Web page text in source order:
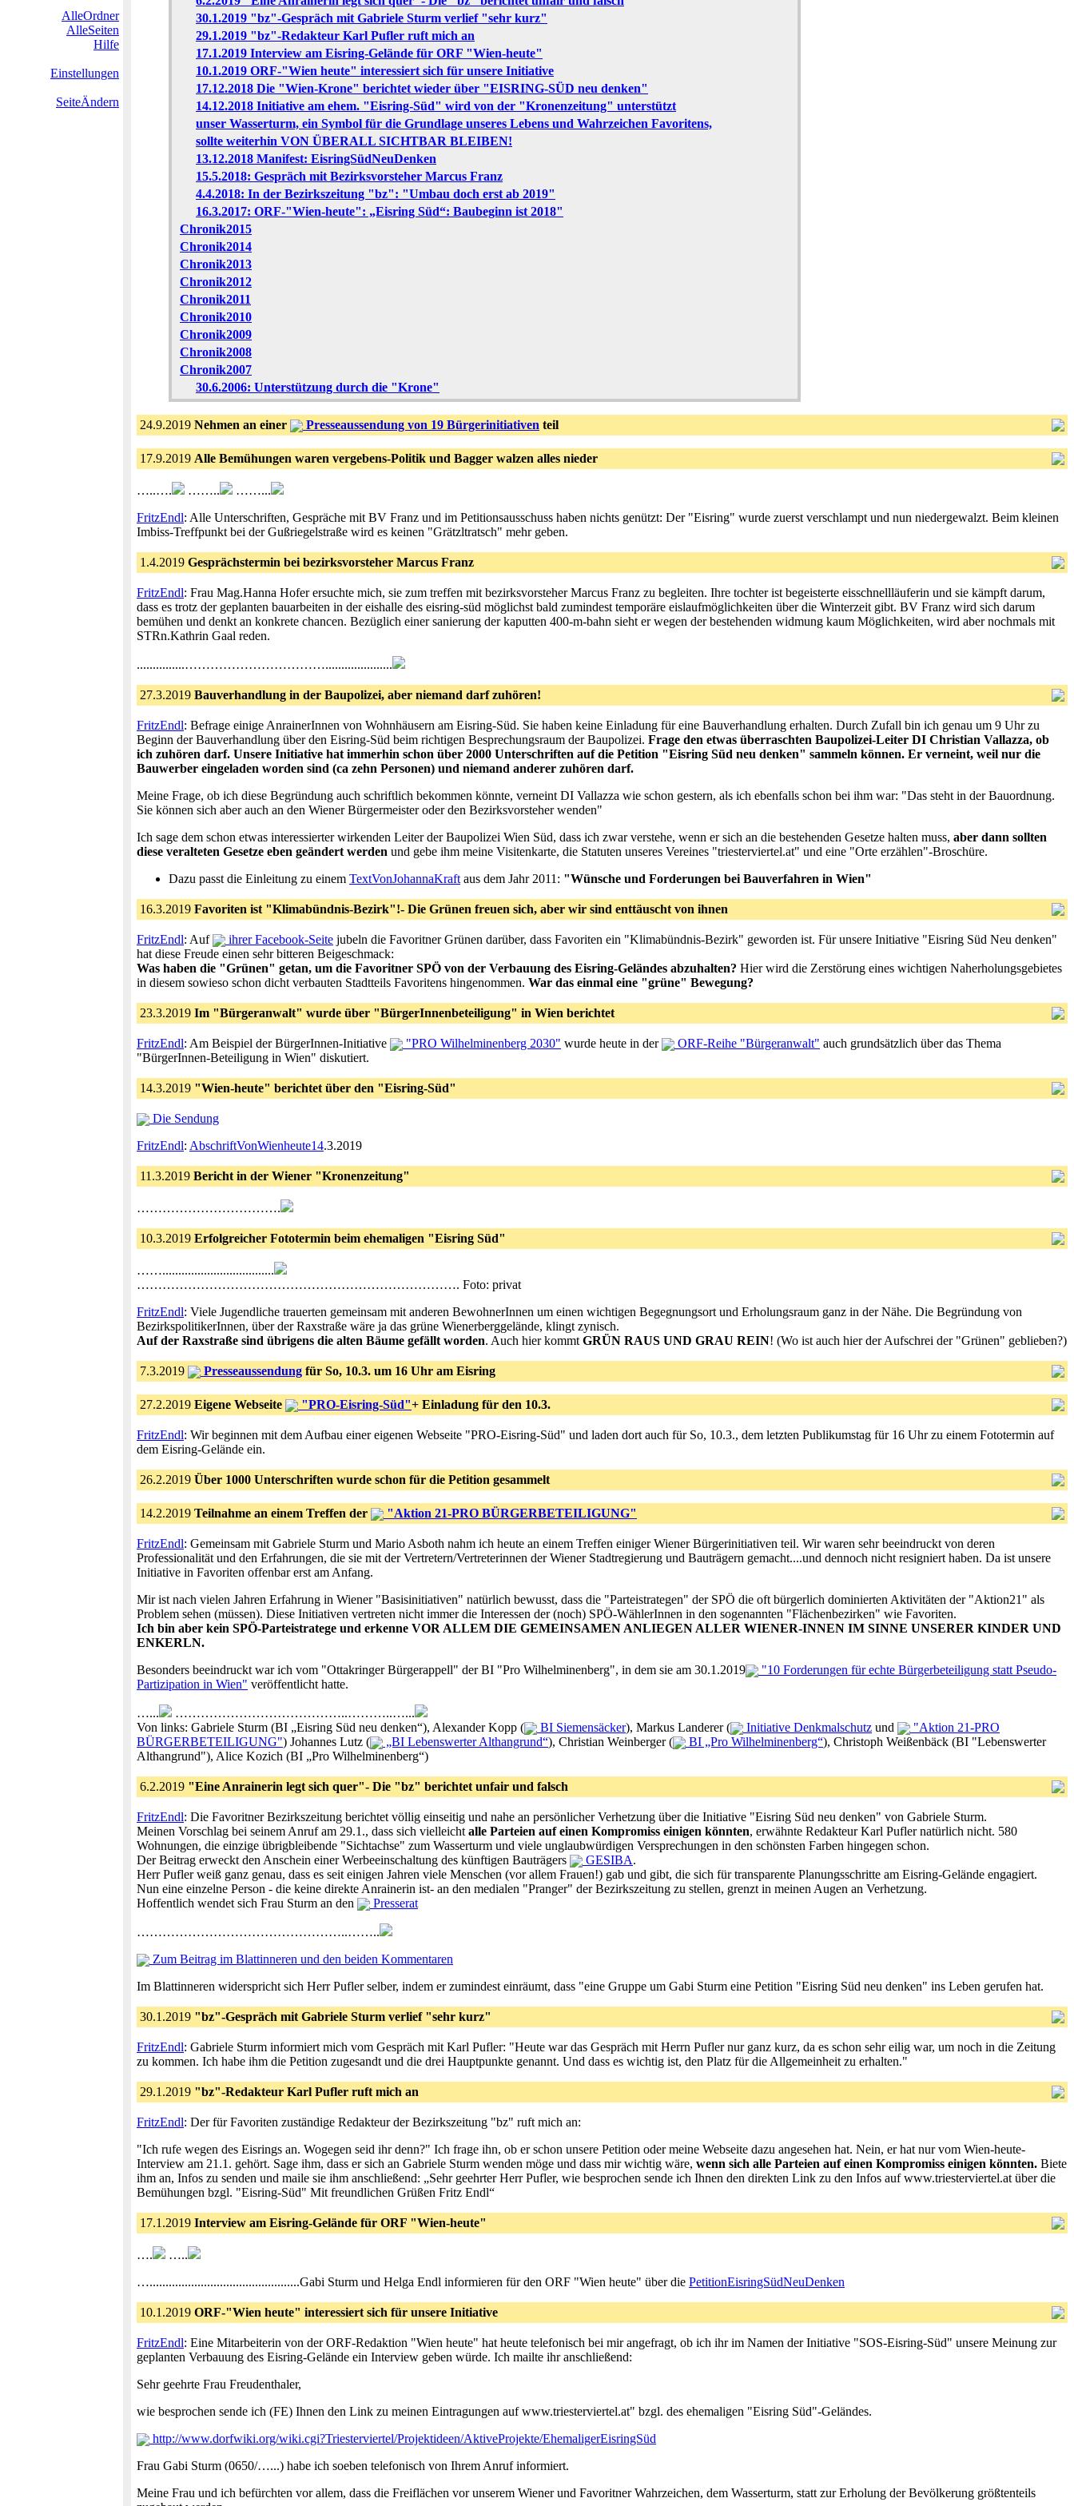
AlleOrdner
AlleSeiten
Hilfe
Einstellungen
SeiteÄndern
30.1.2019 "bz"-Gespräch mit Gabriele Sturm verlief "sehr kurz"
29.1.2019 "bz"-Redakteur Karl Pufler ruft mich an
17.1.2019 Interview am Eisring-Gelände für ORF "Wien-heute"
10.1.2019 ORF-"Wien heute" interessiert sich für unsere Initiative
17.12.2018 Die "Wien-Krone" berichtet wieder über "EISRING-SÜD neu denken"
14.12.2018 Initiative am ehem. "Eisring-Süd" wird von der "Kronenzeitung" unterstützt
unser Wasserturm, ein Symbol für die Grundlage unseres Lebens und Wahrzeichen Favoritens,
sollte weiterhin VON ÜBERALL SICHTBAR BLEIBEN!
13.12.2018 Manifest: EisringSüdNeuDenken
15.5.2018: Gespräch mit Bezirksvorsteher Marcus Franz
4.4.2018: In der Bezirkszeitung "bz": "Umbau doch erst ab 2019"
16.3.2017: ORF-"Wien-heute": „Eisring Süd“: Baubeginn ist 2018"
Chronik2015
Chronik2014
Chronik2013
Chronik2012
Chronik2011
Chronik2010
Chronik2009
Chronik2008
Chronik2007
30.6.2006: Unterstützung durch die "Krone"
24.9.2019 Nehmen an einer Presseaussendung von 19 Bürgerinitiativen teil
17.9.2019 Alle Bemühungen waren vergebens-Politik und Bagger walzen alles nieder
…..…. ……..
……...
FritzEndl: Alle Unterschriften, Gespräche mit BV Franz und im Petitionsausschuss haben nichts genützt: Der "Eisring" wurde zuerst verschlampt und nun niedergewalzt. Beim kleinen
Imbiss-Treffpunkt bei der Gußriegelstraße wird es keinen "Grätzltratsch" mehr geben.
1.4.2019 Gesprächstermin bei bezirksvorsteher Marcus Franz
FritzEndl: Frau Mag.Hanna Hofer ersuchte mich, sie zum treffen mit bezirksvorsteher Marcus Franz zu begleiten. Ihre tochter ist begeisterte eisschnellläuferin und sie kämpft darum,
dass es trotz der geplanten bauarbeiten in der eishalle des eisring-süd möglichst bald zumindest temporäre eislaufmöglichkeiten über die Winterzeit gibt. BV Franz wird sich darum
bemühen und denkt an konkrete chancen. Bezüglich einer sanierung der kaputten 400-m-bahn sieht er wegen der bestehenden widmung kaum Möglichkeiten, wird aber nochmals mit
STRn.Kathrin Gaal reden.
...............…………………………….....................
27.3.2019 Bauverhandlung in der Baupolizei, aber niemand darf zuhören!
FritzEndl: Befrage einige AnrainerInnen von Wohnhäusern am Eisring-Süd. Sie haben keine Einladung für eine Bauverhandlung erhalten. Durch Zufall bin ich genau um 9 Uhr zu
Beginn der Bauverhandlung über den Eisring-Süd beim richtigen Besprechungsraum der Baupolizei. Frage den etwas überraschten Baupolizei-Leiter DI Christian Vallazza, ob
ich zuhören darf. Unsere Initiative hat immerhin schon über 2000 Unterschriften auf die Petition "Eisring Süd neu denken" sammeln können. Er verneint, weil nur die
Bauwerber eingeladen worden sind (ca zehn Personen) und niemand anderer zuhören darf.
Meine Frage, ob ich diese Begründung auch schriftlich bekommen könnte, verneint DI Vallazza wie schon gestern, als ich ebenfalls schon bei ihm war: "Das steht in der Bauordnung.
Sie können sich aber auch an den Wiener Bürgermeister oder den Bezirksvorsteher wenden"
Ich sage dem schon etwas interessierter wirkenden Leiter der Baupolizei Wien Süd, dass ich zwar verstehe, wenn er sich an die bestehenden Gesetze halten muss, aber dann sollten
diese veralteten Gesetze eben geändert werden und gebe ihm meine Visitenkarte, die Statuten unseres Vereines "triesterviertel.at" und eine "Orte erzählen"-Broschüre.
Dazu passt die Einleitung zu einem TextVonJohannaKraft aus dem Jahr 2011: "Wünsche und Forderungen bei Bauverfahren in Wien"
16.3.2019 Favoriten ist "Klimabündnis-Bezirk"!- Die Grünen freuen sich, aber wir sind enttäuscht von ihnen
FritzEndl: Auf ihrer Facebook-Seite jubeln die Favoritner Grünen darüber, dass Favoriten ein "Klimabündnis-Bezirk" geworden ist. Für unsere Initiative "Eisring Süd Neu denken"
hat diese Freude einen sehr bitteren Beigeschmack:
Was haben die "Grünen" getan, um die Favoritner SPÖ von der Verbauung des Eisring-Geländes abzuhalten? Hier wird die Zerstörung eines wichtigen Naherholungsgebietes
in diesem sowieso schon dicht verbauten Stadtteils Favoritens hingenommen. War das einmal eine "grüne" Bewegung?
23.3.2019 Im "Bürgeranwalt" wurde über "BürgerInnenbeteiligung" in Wien berichtet
FritzEndl: Am Beispiel der BürgerInnen-Initiative "PRO Wilhelminenberg 2030" wurde heute in der ORF-Reihe "Bürgeranwalt" auch grundsätzlich über das Thema
"BürgerInnen-Beteiligung in Wien" diskutiert.
14.3.2019 "Wien-heute" berichtet über den "Eisring-Süd"
Die Sendung
FritzEndl: AbschriftVonWienheute14.3.2019
11.3.2019 Bericht in der Wiener "Kronenzeitung"
…………………………….
10.3.2019 Erfolgreicher Fototermin beim ehemaligen "Eisring Süd"
……...................................
…………………………………………………………………. Foto: privat
FritzEndl: Viele Jugendliche trauerten gemeinsam mit anderen BewohnerInnen um einen wichtigen Begegnungsort und Erholungsraum ganz in der Nähe. Die Begründung von
BezirkspolitikerInnen, über der Raxstraße wäre ja das grüne Wienerberggelände, klingt zynisch.
Auf der Raxstraße sind übrigens die alten Bäume gefällt worden. Auch hier kommt GRÜN RAUS UND GRAU REIN! (Wo ist auch hier der Aufschrei der "Grünen" geblieben?)
7.3.2019 Presseaussendung für So, 10.3. um 16 Uhr am Eisring
27.2.2019 Eigene Webseite "PRO-Eisring-Süd"+ Einladung für den 10.3.
FritzEndl: Wir beginnen mit dem Aufbau einer eigenen Webseite "PRO-Eisring-Süd" und laden dort auch für So, 10.3., dem letzten Publikumstag für 16 Uhr zu einem Fototermin auf
dem Eisring-Gelände ein.
26.2.2019 Über 1000 Unterschriften wurde schon für die Petition gesammelt
14.2.2019 Teilnahme an einem Treffen der "Aktion 21-PRO BÜRGERBETEILIGUNG"
FritzEndl: Gemeinsam mit Gabriele Sturm und Mario Asboth nahm ich heute an einem Treffen einiger Wiener Bürgerinitiativen teil. Wir waren sehr beeindruckt von deren
Professionalität und den Erfahrungen, die sie mit der Vertretern/Vertreterinnen der Wiener Stadtregierung und Bauträgern gemacht....und dennoch nicht resigniert haben. Da ist unsere
Initiative in Favoriten offenbar erst am Anfang.
Mir ist nach vielen Jahren Erfahrung in Wiener "Basisinitiativen" natürlich bewusst, dass die "Parteistrategen" der SPÖ die oft bürgerlich dominierten Aktivitäten der "Aktion21" als
Problem sehen (müssen). Diese Initiativen vertreten nicht immer die Interessen der (noch) SPÖ-WählerInnen in den sogenannten "Flächenbezirken" wie Favoriten.
Ich bin aber kein SPÖ-Parteistratege und erkenne VOR ALLEM DIE GEMEINSAMEN ANLIEGEN ALLER WIENER-INNEN IM SINNE UNSERER KINDER UND
ENKERLN.
Besonders beeindruckt war ich vom "Ottakringer Bürgerappell" der BI "Pro Wilhelminenberg", in dem sie am 30.1.2019
"10 Forderungen für echte Bürgerbeteiligung statt Pseudo-
Partizipation in Wien" veröffentlicht hatte.
…...
…………………………………..………..…...
Von links: Gabriele Sturm (BI „Eisring Süd neu denken“), Alexander Kopp (
BI Siemensäcker), Markus Landerer ( Initiative Denkmalschutz und
"Aktion 21-PRO
BÜRGERBETEILIGUNG") Johannes Lutz ( „BI Lebenswerter Althangrund“), Christian Weinberger ( BI „Pro Wilhelminenberg“), Christoph Weißenbäck (BI "Lebenswerter
Althangrund"), Alice Kozich (BI „Pro Wilhelminenberg“)
6.2.2019 "Eine Anrainerin legt sich quer"- Die "bz" berichtet unfair und falsch
FritzEndl: Die Favoritner Bezirkszeitung berichtet völlig einseitig und nahe an persönlicher Verhetzung über die Initiative "Eisring Süd neu denken" von Gabriele Sturm.
Meinen Vorschlag bei seinem Anruf am 29.1., dass sich vielleicht alle Parteien auf einen Kompromiss einigen könnten, erwähnte Redakteur Karl Pufler natürlich nicht. 580
Wohnungen, die einzige übrigbleibende "Sichtachse" zum Wasserturm und viele unglaubwürdigen Versprechungen in den schönsten Farben hingegen schon.
Der Beitrag erweckt den Anschein einer Werbeeinschaltung des künftigen Bauträgers
GESIBA.
Herr Pufler weiß ganz genau, dass es seit einigen Jahren viele Menschen (vor allem Frauen!) gab und gibt, die sich für transparente Planungsschritte am Eisring-Gelände engagiert.
Nun eine einzelne Person - die keine direkte Anrainerin ist- an den medialen "Pranger" der Bezirkszeitung zu stellen, grenzt in meinen Augen an Verhetzung.
Hoffentlich wendet sich Frau Sturm an den
Presserat
…………………………………………..……..
Zum Beitrag im Blattinneren und den beiden Kommentaren
Im Blattinneren widerspricht sich Herr Pufler selber, indem er zumindest einräumt, dass "eine Gruppe um Gabi Sturm eine Petition "Eisring Süd neu denken" ins Leben gerufen hat.
30.1.2019 "bz"-Gespräch mit Gabriele Sturm verlief "sehr kurz"
FritzEndl: Gabriele Sturm informiert mich vom Gespräch mit Karl Pufler: "Heute war das Gespräch mit Herrn Pufler nur ganz kurz, da es schon sehr eilig war, um noch in die Zeitung
zu kommen. Ich habe ihm die Petition zugesandt und die drei Hauptpunkte genannt. Und dass es wichtig ist, den Platz für die Allgemeinheit zu erhalten."
29.1.2019 "bz"-Redakteur Karl Pufler ruft mich an
FritzEndl: Der für Favoriten zuständige Redakteur der Bezirkszeitung "bz" ruft mich an:
"Ich rufe wegen des Eisrings an. Wogegen seid ihr denn?" Ich frage ihn, ob er schon unsere Petition oder meine Webseite dazu angesehen hat. Nein, er hat nur vom Wien-heute-
Interview am 21.1. gehört. Sage ihm, dass er sich an Gabriele Sturm wenden möge und dass mir wichtig wäre, wenn sich alle Parteien auf einen Kompromiss einigen könnten. Biete
ihm an, Infos zu senden und maile sie ihm anschließend: „Sehr geehrter Herr Pufler, wie besprochen sende ich Ihnen den direkten Link zu den Infos auf www.triesterviertel.at über die
Bemühungen bzgl. "Eisring-Süd" Mit freundlichen Grüßen Fritz Endl“
17.1.2019 Interview am Eisring-Gelände für ORF "Wien-heute"
….
…..
…...............................................Gabi Sturm und Helga Endl informieren für den ORF "Wien heute" über die PetitionEisringSüdNeuDenken
10.1.2019 ORF-"Wien heute" interessiert sich für unsere Initiative
FritzEndl: Eine Mitarbeiterin von der ORF-Redaktion "Wien heute" hat heute telefonisch bei mir angefragt, ob ich ihr im Namen der Initiative "SOS-Eisring-Süd" unsere Meinung zur
geplanten Verbauung des Eisring-Gelände ein Interview geben würde. Ich mailte ihr anschließend:
Sehr geehrte Frau Freudenthaler,
wie besprochen sende ich (FE) Ihnen den Link zu meinen Eintragungen auf www.triesterviertel.at" bzgl. des ehemaligen "Eisring Süd"-Geländes.
http://www.dorfwiki.org/wiki.cgi?Triesterviertel/Projektideen/AktiveProjekte/EhemaligerEisringSüd
Frau Gabi Sturm (0650/…...) habe ich soeben telefonisch von Ihrem Anruf informiert.
Meine Frau und ich befürchten vor allem, dass die Freiflächen vor unserem Wiener und Favoritner Wahrzeichen, dem Wasserturm, statt zur Erholung der Bevölkerung größtenteils